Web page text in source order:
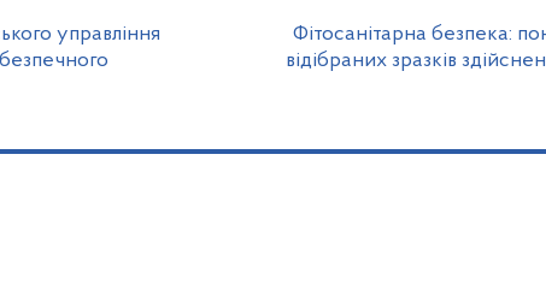
управління
Фітосанітарна безпека:
відібраних зразків